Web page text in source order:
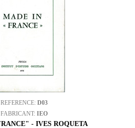
REFERENCE: D03
FABRICANT: IEO
- IVES ROQUETA